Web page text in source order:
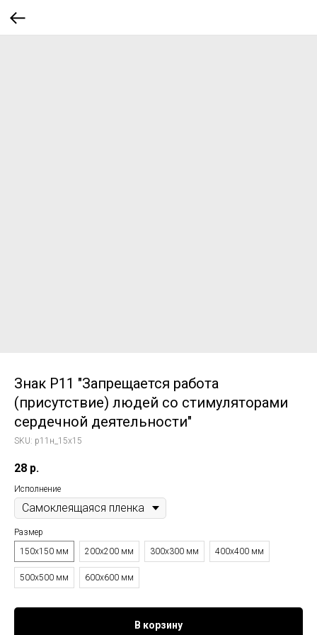
Знак P11 "Запрещается работа
(присутствие) людей со стимуляторами
сердечной деятельности"
SKU: p11н_15x15
28 р.
Исполнение
Размер
150x150 мм
200x200 мм 300x300 мм 400x400 мм
500x500 мм 600x600 мм
В корзину